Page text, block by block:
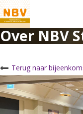
Over NBV
Terug naar